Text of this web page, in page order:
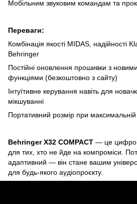
Мобільним звуковим командам та
Переваги:
Комбінація якості MIDAS, надійності
Behringer
Постійні оновлення прошивки з
функціями (безкоштовно з сайту)
Інтуїтивне керування навіть для
мікшуванні
Портативний розмір при максимальній
Behringer X32 COMPACT — це
для тих, хто не йде на компроміси.
адаптивний — він стане вашим
для будь-якого аудіопроєкту.